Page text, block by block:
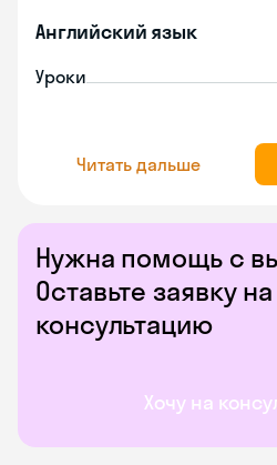
Нужна помощь с
Оставьте заявку
консультацию
Хочу на
Английский язык
Уроки
Читать дальше